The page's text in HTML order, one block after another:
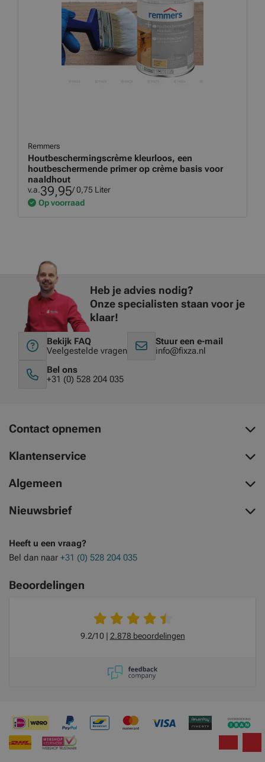
Remmers
Houtbeschermingscrème kleurloos, een
houtbeschermende primer op crème basis voor
naaldhout
v.a.39,95/ 0,75 Liter
Op voorraad
Heb je advies nodig?
Onze specialisten staan voor je
klaar!
Bekijk FAQ
Veelgestelde vragen
Stuur een e-mail
info@fixza.nl
Bel ons
+31 (0) 528 204 035
Contact opnemen
Klantenservice
Algemeen
Nieuwsbrief
Heeft u een vraag?
Bel dan naar +31 (0) 528 204 035
Beoordelingen
9.2/10 2.878 beoordelingen